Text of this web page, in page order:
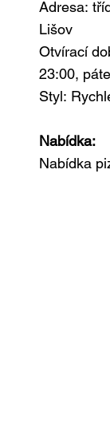
Adresa:
Lišov
Otvírací
23:00,
Styl:
Nabídka:
Nabídka